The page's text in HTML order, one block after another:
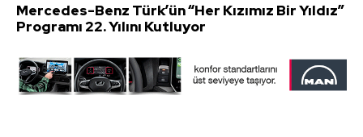
Mercedes-Benz Türk’ün “Her Kızımız Bir Yıldız”
Programı 22. Yılını Kutluyor